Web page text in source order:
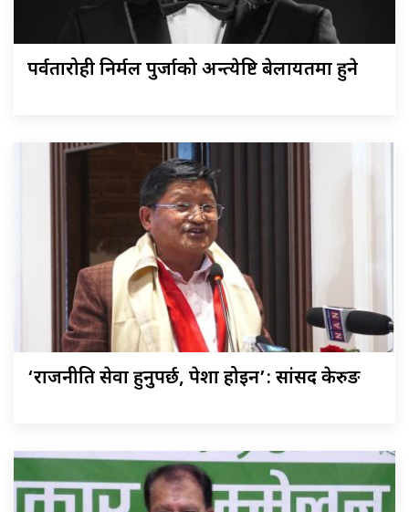
पर्वतारोही निर्मल पुर्जाको अन्त्येष्टि बेलायतमा हुने
‘राजनीति सेवा हुनुपर्छ, पेशा होइन’: सांसद केरुङ